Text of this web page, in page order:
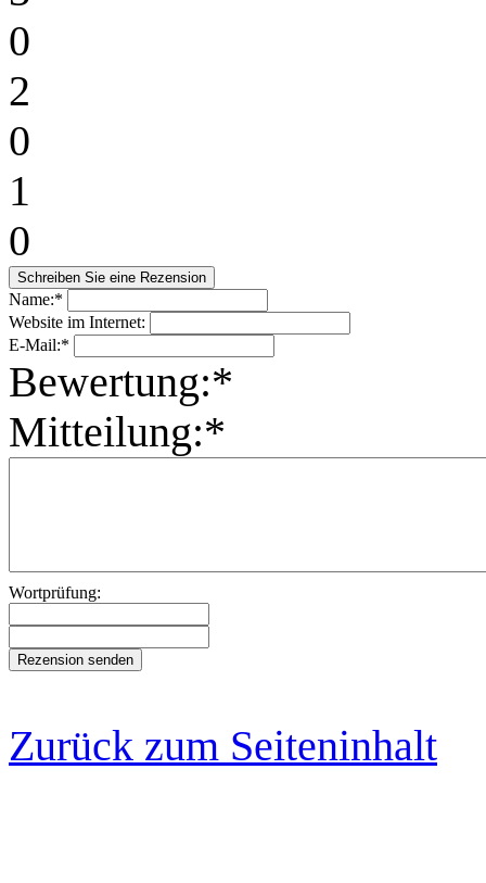
0
2
0
1
0
Name:*
Website im Internet:
E-Mail:*
Bewertung:*
Mitteilung:*
Wortprüfung:
Zurück zum Seiteninhalt